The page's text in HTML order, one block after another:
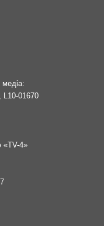
медіа:
L10-01670
«TV-4»